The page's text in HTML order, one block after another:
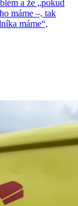
a že „pokud
máme –, tak
máme“,